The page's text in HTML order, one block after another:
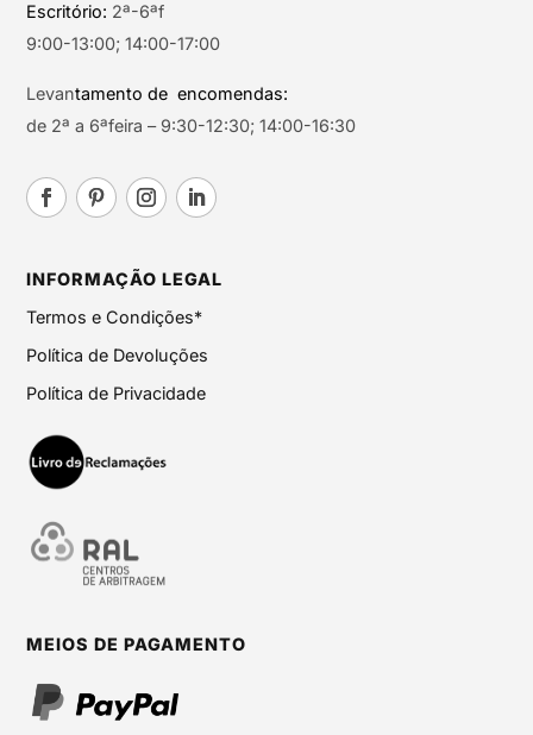
Escritório: 2ª-6ªf
9:00-13:00; 14:00-17:00
Levantamento de encomendas:
de 2ª a 6ªfeira – 9:30-12:30; 14:00-16:30
INFORMAÇÃO LEGAL
Termos e Condições*
Política de Devoluções
Política de Privacidade
MEIOS DE PAGAMENTO